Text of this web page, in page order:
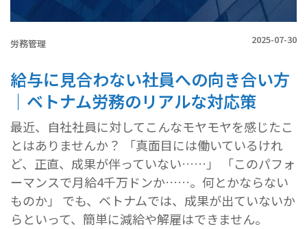
労務管理 2025-07-30
給与に見合わない社員への向き合い方
｜ベトナム労務のリアルな対応策
最近、自社社員に対してこんなモヤモヤを感じたこ
とはありませんか？ 「真面目には働いているけれ
ど、正直、成果が伴っていない……」 「このパフォ
ーマンスで月給4千万ドンか……。何とかならない
ものか」 でも、ベトナムでは、成果が出ていないか
らといって、簡単に減給や解雇はできません。